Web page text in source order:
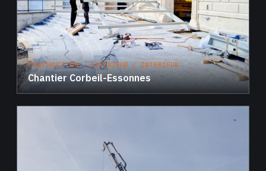
CONSTRUCTION · EXTERIEUR / INTERIEUR
Chantier Corbeil-Essonnes